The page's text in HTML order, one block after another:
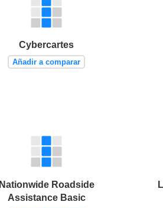
Cybercartes
Añadir a comparar
Nationwide Roadside
Assistance Basic